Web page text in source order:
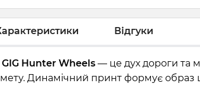
Відгуки
Hunter Wheels — це дух дороги та
Динамічний принт формує образ